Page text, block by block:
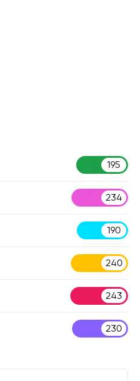
195
234
190
240
243
230